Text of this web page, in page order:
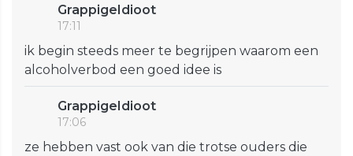
GrappigeIdioot
17:11
ik begin steeds meer te begrijpen waarom een
alcoholverbod een goed idee is
GrappigeIdioot
17:06
ze hebben vast ook van die trotse ouders die